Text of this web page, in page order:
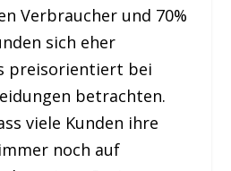
Verbraucher und 70%
sich eher
preisorientiert bei
betrachten.
viele Kunden ihre
noch auf